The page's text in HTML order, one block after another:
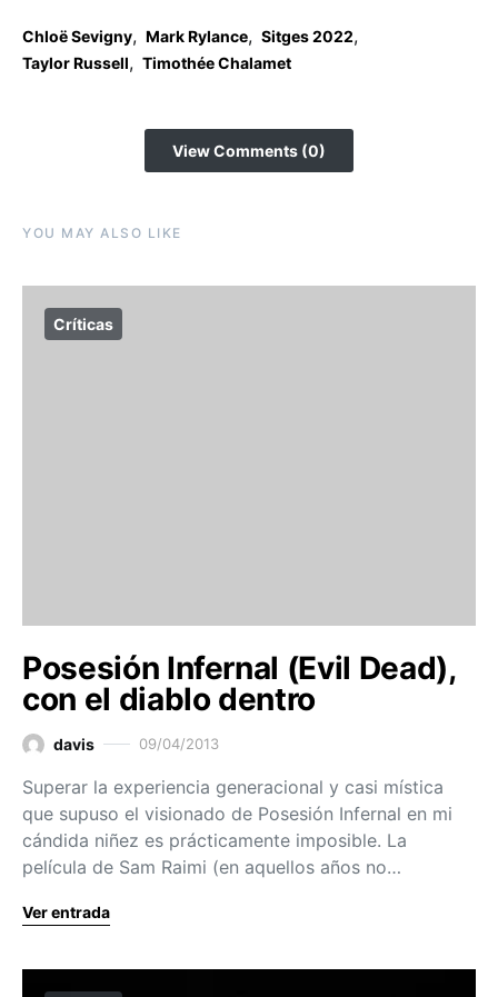
Chloë Sevigny, Mark Rylance, Sitges 2022,
Taylor Russell, Timothée Chalamet
View Comments (0)
YOU MAY ALSO LIKE
Críticas
Posesión Infernal (Evil Dead),
con el diablo dentro
davis 09/04/2013
Superar la experiencia generacional y casi mística
que supuso el visionado de Posesión Infernal en mi
cándida niñez es prácticamente imposible. La
película de Sam Raimi (en aquellos años no…
Ver entrada